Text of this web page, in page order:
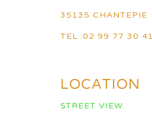
35135 CHANTEPIE
TEL :02 99 77 30 41
LOCATION
STREET VIEW